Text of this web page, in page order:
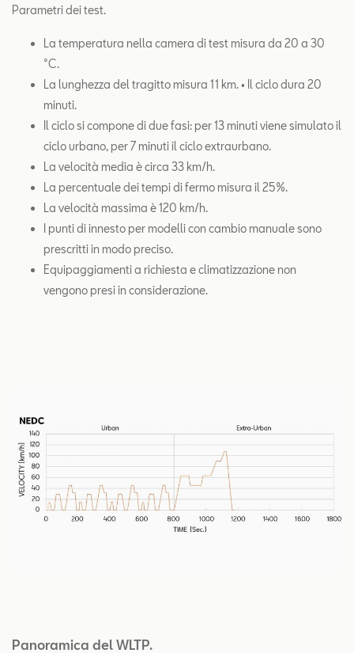
Parametri dei test.
La temperatura nella camera di test misura da 20 a 30
°C.
La lunghezza del tragitto misura 11 km. • Il ciclo dura 20
minuti.
Il ciclo si compone di due fasi: per 13 minuti viene simulato il
ciclo urbano, per 7 minuti il ciclo extraurbano.
La velocità media è circa 33 km/h.
La percentuale dei tempi di fermo misura il 25%.
La velocità massima è 120 km/h.
I punti di innesto per modelli con cambio manuale sono
prescritti in modo preciso.
Equipaggiamenti a richiesta e climatizzazione non
vengono presi in considerazione.
Panoramica del WLTP.